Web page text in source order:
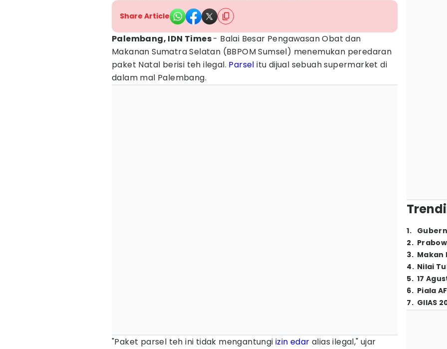
Share Article
Palembang, IDN Times- Balai Besar Pengawasan Obat dan
Makanan Sumatra Selatan (BBPOM Sumsel) menemukan peredaran
paket Natal berisi teh ilegal. Parsel itu dijual sebuah supermarket di
dalam mal Palembang.
"Paket parsel teh ini tidak mengantungi izin edar alias ilegal," ujar
1.
2.
3. Makan
4. Nilai
5. 17
6. Piala
7. GIIAS